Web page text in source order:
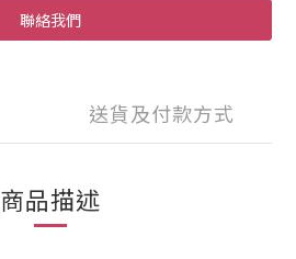
聯絡我們
送貨及付款方式
商品描述